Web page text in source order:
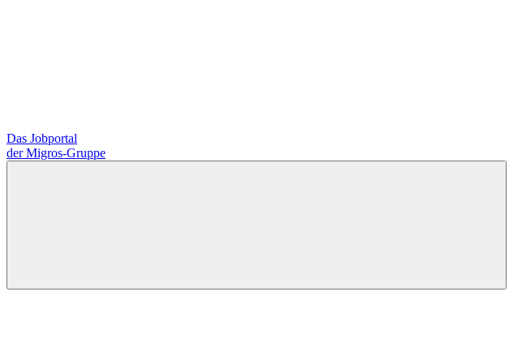
Das Jobportal
der Migros-Gruppe